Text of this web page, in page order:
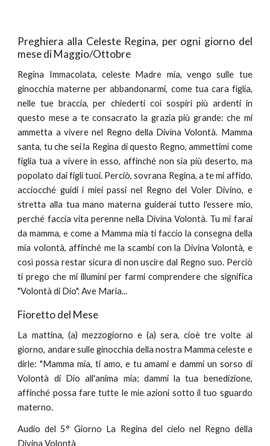
Preghiera alla Celeste Regina, per ogni giorno del
mese di Maggio/Ottobre
Regina Immacolata, celeste Madre mia, vengo sulle tue
ginocchia materne per abbandonarmi, come tua cara figlia,
nelle tue braccia, per chiederti coi sospiri più ardenti in
questo mese a te consacrato la grazia più grande: che mi
ammetta a vivere nel Regno della Divina Volontà. Mamma
santa, tu che sei la Regina di questo Regno, ammettimi come
figlia tua a vivere in esso, affinché non sia più deserto, ma
popolato dai figli tuoi. Perciò, sovrana Regina, a te mi affido,
acciocché guidi i miei passi nel Regno del Voler Divino, e
stretta alla tua mano materna guiderai tutto l'essere mio,
perché faccia vita perenne nella Divina Volontà. Tu mi farai
da mamma, e come a Mamma mia ti faccio la consegna della
mia volontà, affinché me la scambi con la Divina Volontà, e
così possa restar sicura di non uscire dal Regno suo. Perciò
ti prego che mi illumini per farmi comprendere che significa
"Volontà di Dio". Ave Maria...
Fioretto del Mese
La mattina, (a) mezzogiorno e (a) sera, cioè tre volte al
giorno, andare sulle ginocchia della nostra Mamma celeste e
dirle: "Mamma mia, ti amo, e tu amami e dammi un sorso di
Volontà di Dio all'anima mia; dammi la tua benedizione,
affinché possa fare tutte le mie azioni sotto il tuo sguardo
materno.
Audio del 5° Giorno La Regina del cielo nel Regno della
Divina Volontà